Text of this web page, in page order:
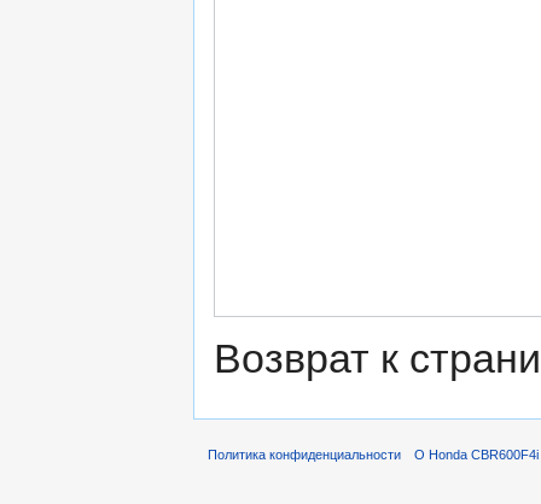
Возврат к
Политика конфиденциальности О Honda CBR600F4i